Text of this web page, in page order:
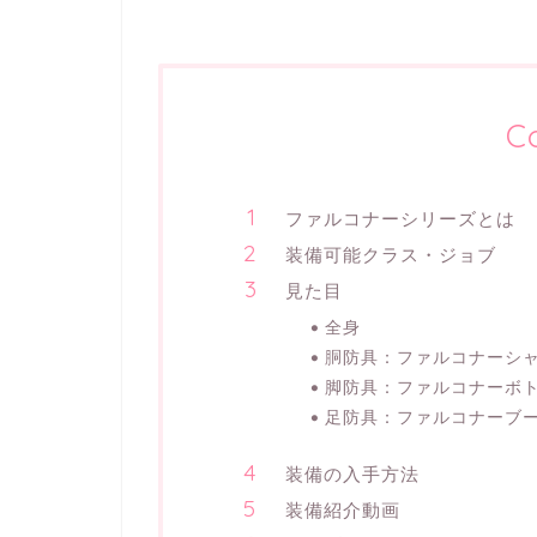
ファルコナーシリーズとは
装備可能クラス・ジョブ
見た目
全身
胴防具：ファルコナーシ
脚防具：ファルコナーボ
足防具：ファルコナーブ
装備の入手方法
装備紹介動画